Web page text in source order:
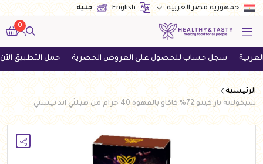
جمهورية مصر العربية English جنيه
0
سجل حساب للحصول على العروض الحصرية حمل التطبيق الآن
الرئيسية
شيكولاتة بار كيتو 72% كاكاو بالقهوة 40 جرام من هيلثي اند تيستي